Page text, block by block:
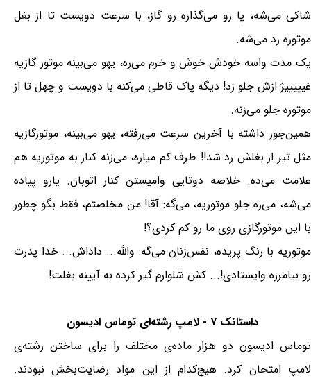
شاكی می‌شه، پا رو می‌گذاره رو گاز، با سرعت دویست تا از بغل
موتوره رد می‌شه.
یک مدت واسه خودش خوش و خرم می‌ره، یهو می‌بینه موتور گازیه
غیییییژ ازش جلو زد! دیگه پاک قاطی می‌کنه با دویست و چهل تا از
موتوره جلو می‌زنه.
همین‌جور داشته با آخرین سرعت می‌رفته، یهو می‌بینه، موتورگازیه
مثل تیر از بغلش رد شد!! طرف كم میاره، می‌زنه كنار به موتوریه هم
علامت می‌ده. خلاصه دوتایی وامیستن كنار اتوبان. یارو پیاده
می‌شه، می‌ره جلو موتوریه، می‌گه: آقا! من مخلصتم، فقط بگو چطور
با این موتورگازی روی ما رو کم کردی؟!
موتوریه با رنگ پریده، نفس‌زنان می‌گه: والله... داداش... خدا پدرت
رو بیامرزه وایستادی!... کش شلوارم گیر کرده به آیینه بغلت!
داستانک ۷ - لامپ رشته‌ای توماس ادیسون
توماس ادیسون دو هزار ماده‌ی مختلف را برای ساختن رشته‌ی
لامپ امتحان کرد. هیچ‌کدام از این مواد رضایت‌بخش نبودند.